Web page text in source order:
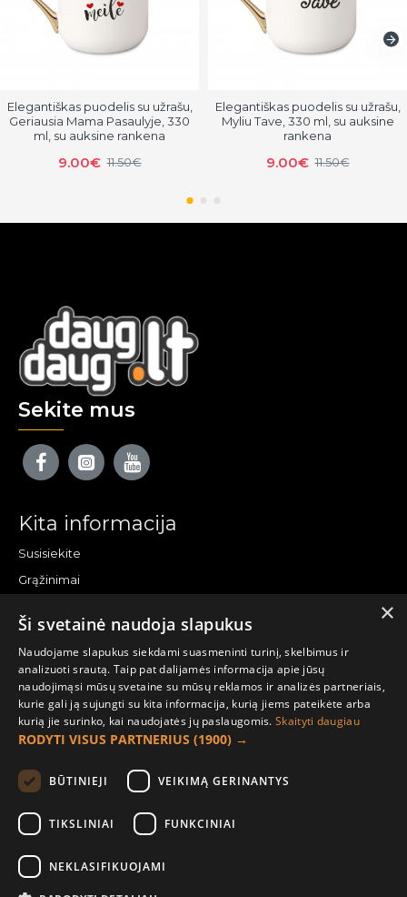
Elegantiškas puodelis su užrašu,
Geriausia Mama Pasaulyje, 330
ml, su auksine rankena
9.00€ 11.50€
Elegantiškas puodelis su užrašu,
Myliu Tave, 330 ml, su auksine
rankena
9.00€ 11.50€
Sekite mus
Kita informacija
Susisiekite
Grąžinimai
Pirkėjo paskyra
Mano paskyra
Užsakymai
Naujienlaiškiai
Informacija užsakovui
Apie mus
Pristatymo informacija
Privatumo ir slapukų politika
Sąlygos ir taisyklės
×
Ši svetainė naudoja slapukus
Naudojame slapukus siekdami suasmeninti turinį, skelbimus ir
analizuoti srautą. Taip pat dalijamės informacija apie jūsų
naudojimąsi mūsų svetaine su mūsų reklamos ir analizės partneriais,
kurie gali ją sujungti su kita informacija, kurią jiems pateikėte arba
kurią jie surinko, kai naudojatės jų paslaugomis.Skaityti daugiau
RODYTI VISUS PARTNERIUS (1900) →
BŪTINIEJI VEIKIMĄ GERINANTYS
TIKSLINIAI FUNKCINIAI
NEKLASIFIKUOJAMI